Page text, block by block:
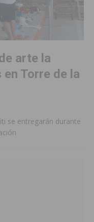
arte la
Torre de la
se entregarán durante